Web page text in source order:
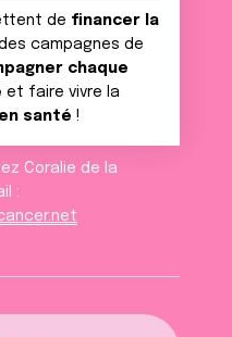
de financer la
campagnes de
chaque
et faire vivre la
santé !
Coralie de la
: